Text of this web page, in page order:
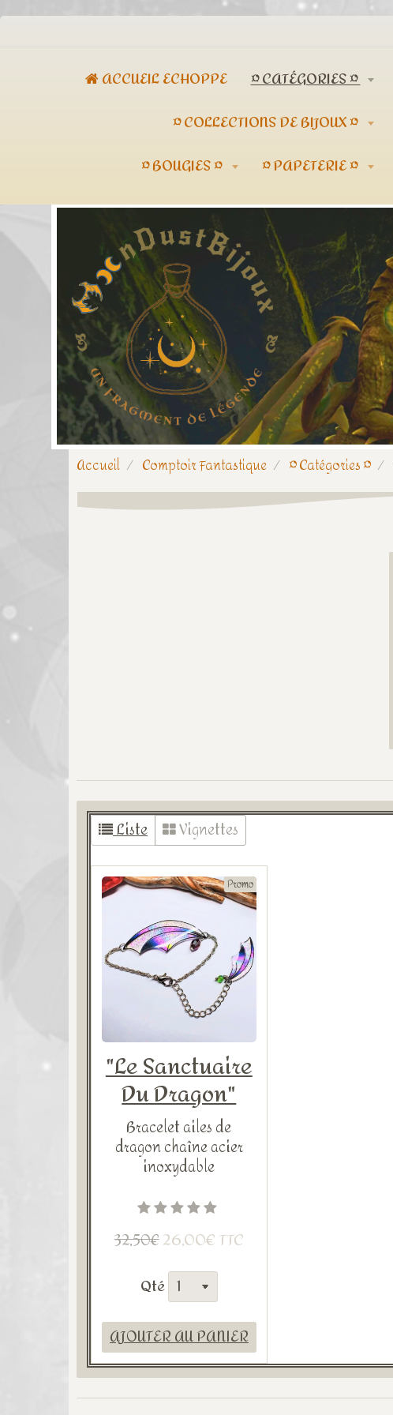
ACCUEIL ECHOPPE
¤ CATÉGORIES ¤
¤ COLLECTIONS DE BIJOUX ¤
¤ BOUGIES ¤
¤ PAPETERIE ¤
Accueil Comptoir Fantastique ¤ Catégories ¤
Liste Vignettes
Promo
"Le Sanctuaire
Du Dragon"
Bracelet ailes de
dragon chaîne acier
inoxydable
32,50€26,00€ TTC
Qté
AJOUTER AU PANIER